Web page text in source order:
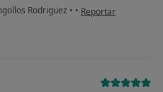
Rodriguez • • en opinión del
Reportar